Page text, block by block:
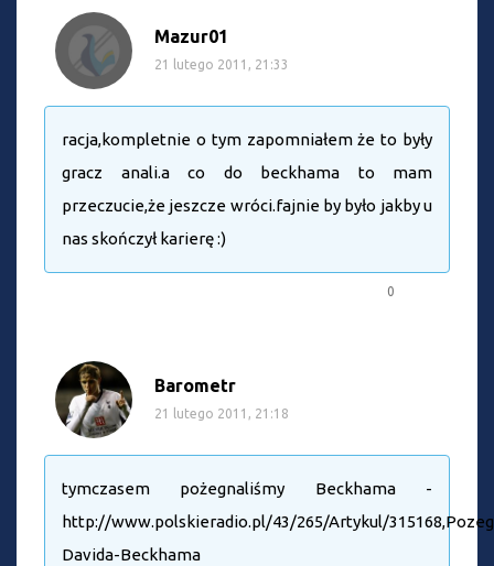
Mazur01
21 lutego 2011, 21:33
racja,kompletnie o tym zapomniałem że to były
gracz anali.a co do beckhama to mam
przeczucie,że jeszcze wróci.fajnie by było jakby u
nas skończył karierę :)
0
Barometr
21 lutego 2011, 21:18
tymczasem pożegnaliśmy Beckhama -
http://www.polskieradio.pl/43/265/Artykul/
Davida-Beckhama